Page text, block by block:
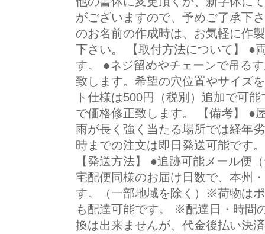
がございますので、予めご了承下
のお名前の作成時は、お気軽に作
下さい。 【取付方法について】 ●
す。 ●ネジ留めやチェーンで吊る
致します。希望の穴位置やサイズ
ト仕様は500円（税別）追加で可
で価格修正致します。 【備考】 ●
雨が長く強く当たる場所では経年
時までの注文は即日発送可能です
【発送方法】 ●追跡可能メール便
宅配便同様のお届け日数で、本州
す。（一部地域を除く）※荷物は
も配達可能です。 ※配達日・時間
換は出来ませんが、代金後払い決